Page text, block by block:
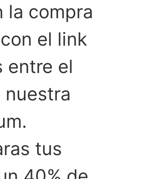
la compra
el link
entre el
nuestra
tus